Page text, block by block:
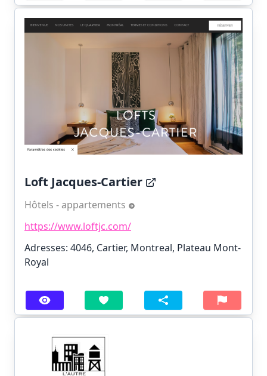
Loft Jacques-Cartier
Hôtels - appartements
https://www.loftjc.com/
Adresses: 4046, Cartier, Montreal, Plateau Mont-
Royal